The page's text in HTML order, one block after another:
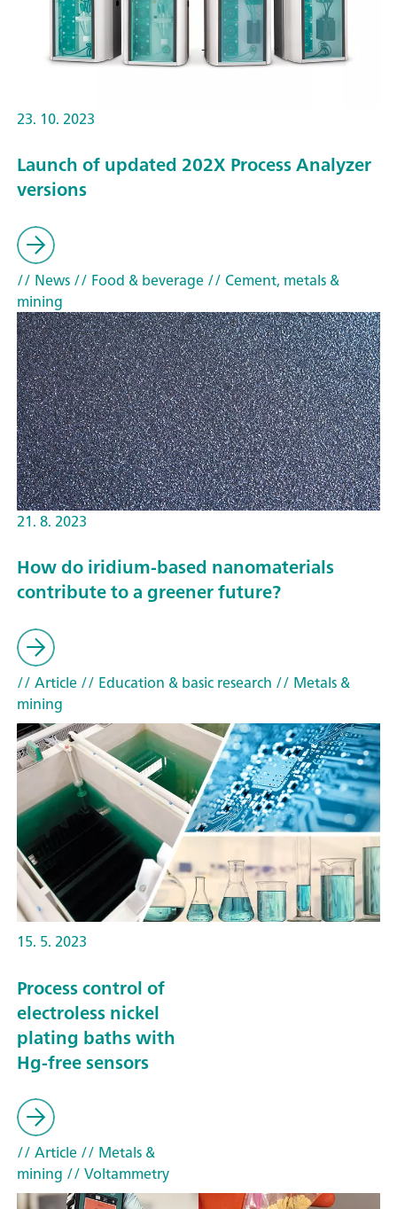
23. 10. 2023
Launch of updated 202X Process Analyzer
versions
// News// Food & beverage// Cement, metals &
mining
21. 8. 2023
How do iridium-based nanomaterials
contribute to a greener future?
// Article// Education & basic research // Metals &
mining
15. 5. 2023
Process control of
electroless nickel
plating baths with
Hg-free sensors
// Article// Metals &
mining // Voltammetry